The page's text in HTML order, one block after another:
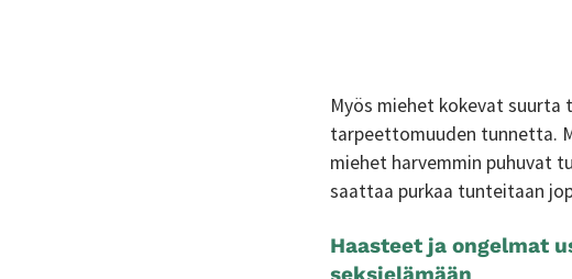
Myös miehet kokevat suurta
tarpeettomuuden tunnetta.
miehet harvemmin puhuvat
saattaa purkaa tunteitaan
Haasteet ja ongelmat
seksielämään